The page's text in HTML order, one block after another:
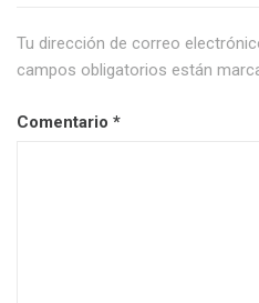
Tu dirección de correo
campos obligatorios están
Comentario *